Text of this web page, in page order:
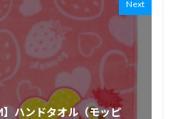
Next
】ハンドタオル（モッピ